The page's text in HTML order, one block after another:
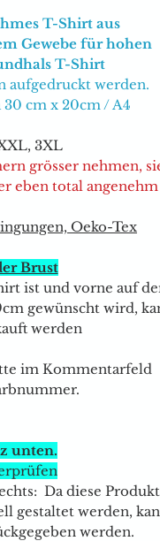
T-Shirt aus
Gewebe für hohen
T-Shirt
aufgedruckt werden.
cm x 20cm / A4
3XL
grösser nehmen,
eben total angenehm
Oeko-Tex
Brust
ist und vorne auf
gewünscht wird,
werden
im Kommentarfeld
unten.
Da diese
gestaltet werden,
werden.